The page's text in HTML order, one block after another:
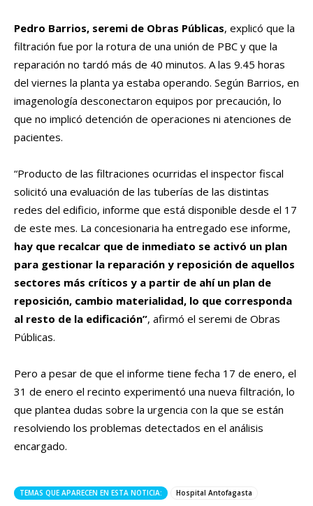
Pedro Barrios, seremi de Obras Públicas, explicó que la
filtración fue por la rotura de una unión de PBC y que la
reparación no tardó más de 40 minutos. A las 9.45 horas
del viernes la planta ya estaba operando. Según Barrios, en
imagenología desconectaron equipos por precaución, lo
que no implicó detención de operaciones ni atenciones de
pacientes.
“Producto de las filtraciones ocurridas el inspector fiscal
solicitó una evaluación de las tuberías de las distintas
redes del edificio, informe que está disponible desde el 17
de este mes. La concesionaria ha entregado ese informe,
hay que recalcar que de inmediato se activó un plan
para gestionar la reparación y reposición de aquellos
sectores más críticos y a partir de ahí un plan de
reposición, cambio materialidad, lo que corresponda
al resto de la edificación”, afirmó el seremi de Obras
Públicas.
Pero a pesar de que el informe tiene fecha 17 de enero, el
31 de enero el recinto experimentó una nueva filtración, lo
que plantea dudas sobre la urgencia con la que se están
resolviendo los problemas detectados en el análisis
encargado.
TEMAS QUE APARECEN EN ESTA NOTICIA: Hospital Antofagasta